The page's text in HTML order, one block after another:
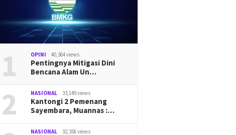
1 OPINI 40,364 views
Pentingnya Mitigasi Dini
Bencana Alam Un…
2 NASIONAL 33,149 views
Kantongi 2 Pemenang
Sayembara, Muannas :…
NASIONAL 32,358 views